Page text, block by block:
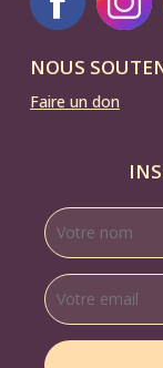
&
NOUS
Faire un don